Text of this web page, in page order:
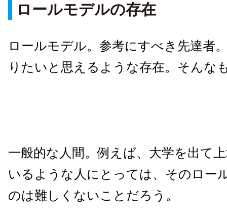
ロールモデルの存在
ロールモデル。参考にすべき先達者
りたいと思えるような存在。そんな
一般的な人間。例えば、大学を出て
いるような人にとっては、そのロー
のは難しくないことだろう。